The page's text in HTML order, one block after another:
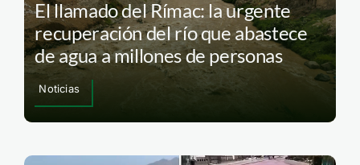
El llamado del Rímac: la urgente
recuperación del río que abastece
de agua a millones de personas
Noticias